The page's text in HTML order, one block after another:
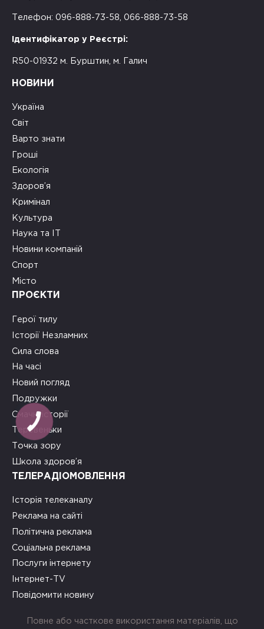
Телефон: 096-888-73-58, 066-888-73-58
Ідентифікатор у Реєстрі:
R50-01932 м. Бурштин, м. Галич
НОВИНИ
Україна
Світ
Варто знати
Гроші
Екологія
Здоров’я
Кримінал
Культура
Наука та ІТ
Новини компаній
Спорт
Місто
ПРОЄКТИ
Герої тилу
Історії Незламних
Сила слова
На часі
Новий погляд
Подружки
Смачні історії
Теревеньки
Точка зору
Школа здоров’я
ТЕЛЕРАДІОМОВЛЕННЯ
Історія телеканалу
Реклама на сайті
Політична реклама
Соціальна реклама
Послуги інтернету
Інтернет-TV
Повідомити новину
Повне або часткове використання матеріалів, що